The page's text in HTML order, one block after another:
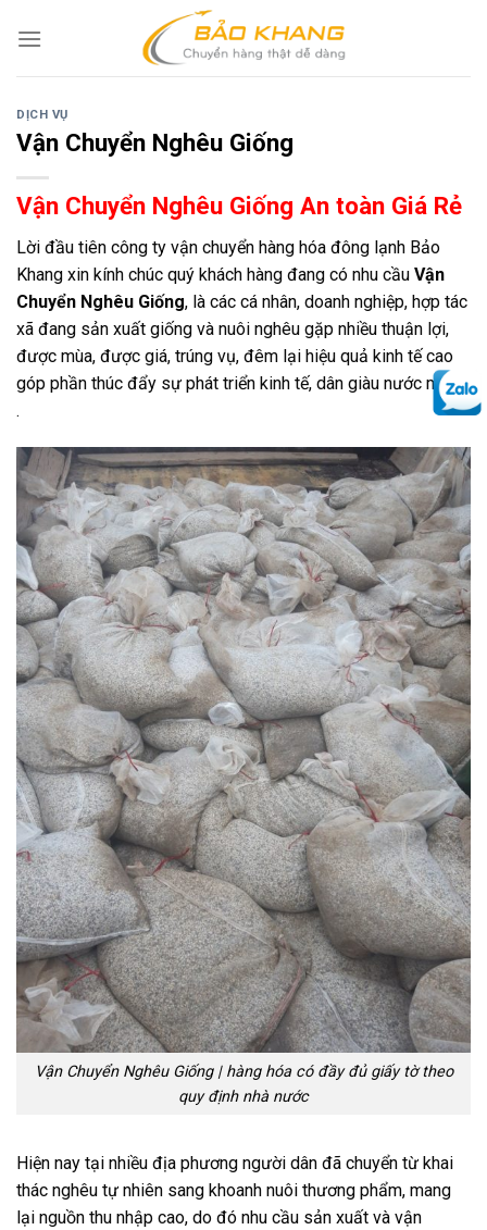
DỊCH VỤ
Vận Chuyển Nghêu Giống
Vận Chuyển Nghêu Giống An toàn Giá Rẻ
Lời đầu tiên công ty vận chuyển hàng hóa đông lạnh Bảo
Khang xin kính chúc quý khách hàng đang có nhu cầu Vận
Chuyển Nghêu Giống, là các cá nhân, doanh nghiệp, hợp tác
xã đang sản xuất giống và nuôi nghêu gặp nhiều thuận lợi,
được mùa, được giá, trúng vụ, đêm lại hiệu quả kinh tế cao
góp phần thúc đẩy sự phát triển kinh tế, dân giàu nước mạnh
.
Vận Chuyển Nghêu Giống | hàng hóa có đầy đủ giấy tờ theo
quy định nhà nước
Hiện nay tại nhiều địa phương người dân đã chuyển từ khai
thác nghêu tự nhiên sang khoanh nuôi thương phẩm, mang
lại nguồn thu nhập cao, do đó nhu cầu sản xuất và vận